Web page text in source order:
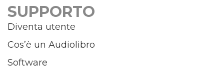
SUPPORTO
Diventa utente
Cos’è un Audiolibro
Software